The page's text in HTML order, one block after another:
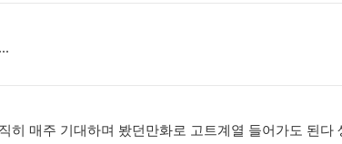
히 매주 기대하며 봤던만화로 고트계열 들어가도 된다